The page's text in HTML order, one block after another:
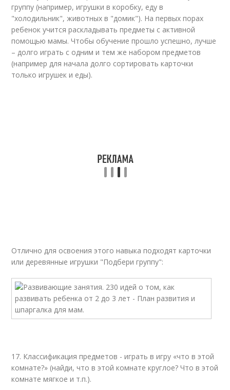
группу (например, игрушки в коробку, еду в
"холодильник", животных в "домик"). На первых порах
ребенок учится раскладывать предметы с активной
помощью мамы. Чтобы обучение прошло успешно, лучше
– долго играть с одним и тем же набором предметов
(например для начала долго сортировать карточки
только игрушек и еды).
Отлично для освоения этого навыка подходят карточки
или деревянные игрушки "Подбери группу":
17. Классификация предметов - играть в игру «что в этой
комнате?» (найди, что в этой комнате круглое? Что в этой
комнате мягкое и т.п.).